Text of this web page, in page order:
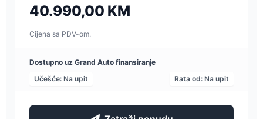
40.990,00 KM
Cijena sa PDV-om.
Dostupno uz Grand Auto finansiranje
Učešće: Na upit
Rata od: Na upit